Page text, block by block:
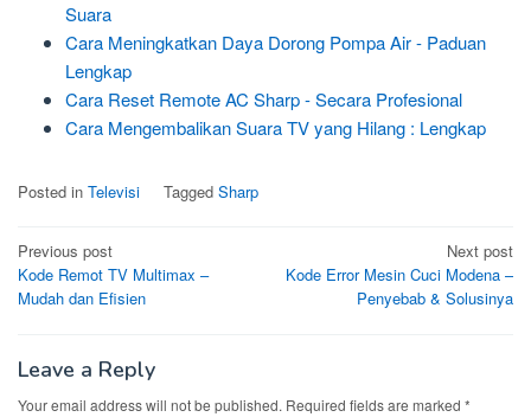
Suara
Cara Meningkatkan Daya Dorong Pompa Air - Paduan
Lengkap
Cara Reset Remote AC Sharp - Secara Profesional
Cara Mengembalikan Suara TV yang Hilang : Lengkap
Posted in Televisi Tagged Sharp
Post
navigation
Previous post
Kode Remot TV Multimax –
Mudah dan Efisien
Next post
Kode Error Mesin Cuci Modena –
Penyebab & Solusinya
Leave a Reply
Your email address will not be published. Required fields are marked *